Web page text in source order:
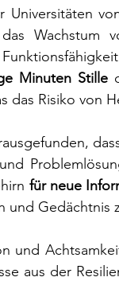
Universitäten
das Wachstum
Minuten Stille
das Risiko von
für neue
und Gedächtnis
und
aus der